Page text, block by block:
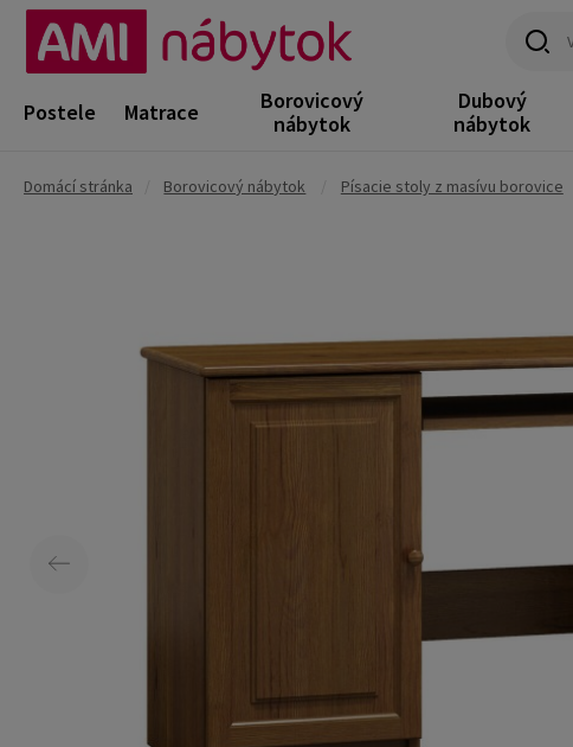
Postele Matrace
Borovicový
nábytok
Dubový
nábytok
Domácí stránka Borovicový nábytok Písacie stoly z masívu borovice